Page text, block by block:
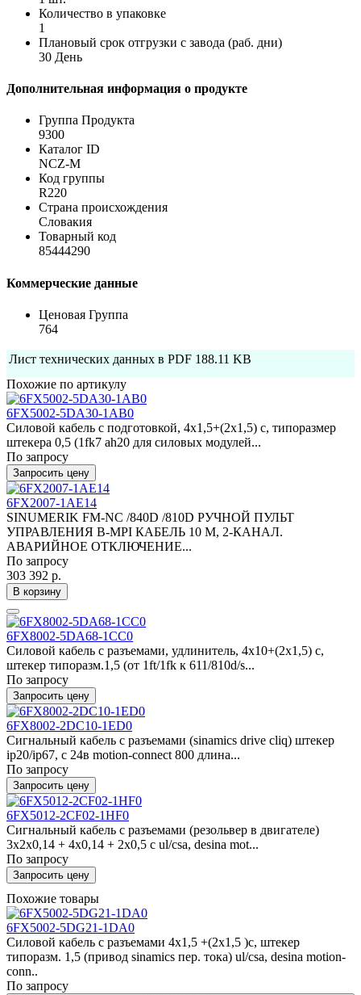
Количество в упаковке
1
Плановый срок отгрузки с завода (раб. дни)
30 День
Дополнительная информация о продукте
Группа Продукта
9300
Каталог ID
NCZ-M
Код группы
R220
Страна происхождения
Словакия
Товарный код
85444290
Коммерческие данные
Ценовая Группа
764
Лист технических данных в PDF 188.11 KB
Похожие по артикулу
6FX5002-5DA30-1AB0
Силовой кабель с подготовкой, 4x1,5+(2x1,5) c, типоразмер
штекера 0,5 (1fk7 ah20 для силовых модулей...
По запросу
Запросить цену
6FX2007-1AE14
SINUMERIK FM-NC /840D /810D РУЧНОЙ ПУЛЬТ
УПРАВЛЕНИЯ B-MPI КАБЕЛЬ 10 M, 2-КАНАЛ.
АВАРИЙНОЕ ОТКЛЮЧЕНИЕ...
По запросу
303 392 р.
В корзину
6FX8002-5DA68-1CC0
Силовой кабель с разъемами, удлинитель, 4x10+(2x1,5) c,
штекер типоразм.1,5 (от 1ft/1fk к 611/810d/s...
По запросу
Запросить цену
6FX8002-2DC10-1ED0
Сигнальный кабель с разъемами (sinamics drive cliq) штекер
ip20/ip67, с 24в motion-connect 800 длина...
По запросу
Запросить цену
6FX5012-2CF02-1HF0
Сигнальный кабель с разъемами (резольвер в двигателе)
3x2x0,14 + 4x0,14 + 2x0,5 c ul/csa, desina mot...
По запросу
Запросить цену
Похожие товары
6FX5002-5DG21-1DA0
Силовой кабель с разъемами 4x1,5 +(2x1,5 )c, штекер
типоразм. 1,5 (привод sinamics пер. тока) ul/csa, desina motion-
conn..
По запросу